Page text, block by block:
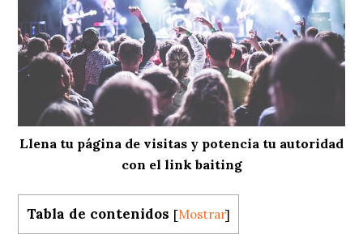
Llena tu página de visitas y potencia tu autoridad
con el link baiting
Tabla de contenidos [Mostrar]